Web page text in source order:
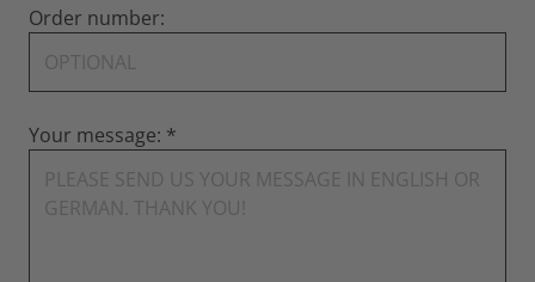
Order number:
Your message: